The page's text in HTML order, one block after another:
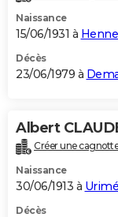
Naissance
15/06/1931 à
Décès
23/06/1979 à
Albert
Créer une
Naissance
30/06/1913 à
Décès